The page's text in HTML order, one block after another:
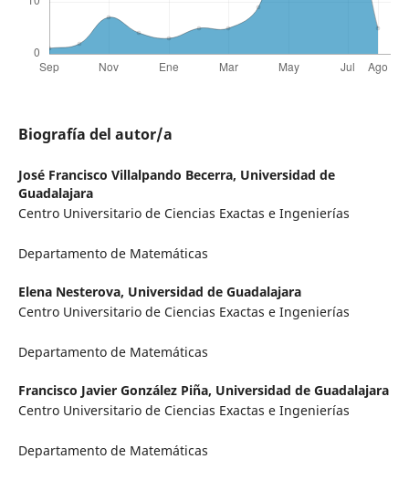
Biografía del autor/a
José Francisco Villalpando Becerra, Universidad de
Guadalajara
Centro Universitario de Ciencias Exactas e Ingenierías
Departamento de Matemáticas
Elena Nesterova, Universidad de Guadalajara
Centro Universitario de Ciencias Exactas e Ingenierías
Departamento de Matemáticas
Francisco Javier González Piña, Universidad de Guadalajara
Centro Universitario de Ciencias Exactas e Ingenierías
Departamento de Matemáticas